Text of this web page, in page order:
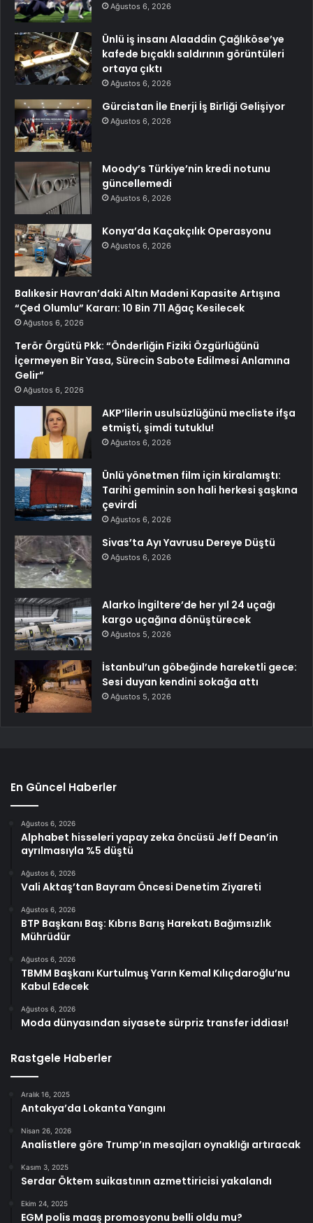
Ağustos 6, 2026
Ünlü iş insanı Alaaddin Çağlıköse’ye
kafede bıçaklı saldırının görüntüleri
ortaya çıktı
Ağustos 6, 2026
Gürcistan İle Enerji İş Birliği Gelişiyor
Ağustos 6, 2026
Moody’s Türkiye’nin kredi notunu
güncellemedi
Ağustos 6, 2026
Konya’da Kaçakçılık Operasyonu
Ağustos 6, 2026
Balıkesir Havran’daki Altın Madeni Kapasite Artışına
“Çed Olumlu” Kararı: 10 Bin 711 Ağaç Kesilecek
Ağustos 6, 2026
Terör Örgütü Pkk: “Önderliğin Fiziki Özgürlüğünü
İçermeyen Bir Yasa, Sürecin Sabote Edilmesi Anlamına
Gelir”
Ağustos 6, 2026
AKP’lilerin usulsüzlüğünü mecliste ifşa
etmişti, şimdi tutuklu!
Ağustos 6, 2026
Ünlü yönetmen film için kiralamıştı:
Tarihi geminin son hali herkesi şaşkına
çevirdi
Ağustos 6, 2026
Sivas’ta Ayı Yavrusu Dereye Düştü
Ağustos 6, 2026
Alarko İngiltere’de her yıl 24 uçağı
kargo uçağına dönüştürecek
Ağustos 5, 2026
İstanbul’un göbeğinde hareketli gece:
Sesi duyan kendini sokağa attı
Ağustos 5, 2026
En Güncel Haberler
Ağustos 6, 2026
Alphabet hisseleri yapay zeka öncüsü Jeff Dean’in
ayrılmasıyla %5 düştü
Ağustos 6, 2026
Vali Aktaş’tan Bayram Öncesi Denetim Ziyareti
Ağustos 6, 2026
BTP Başkanı Baş: Kıbrıs Barış Harekatı Bağımsızlık
Mührüdür
Ağustos 6, 2026
TBMM Başkanı Kurtulmuş Yarın Kemal Kılıçdaroğlu’nu
Kabul Edecek
Ağustos 6, 2026
Moda dünyasından siyasete sürpriz transfer iddiası!
Rastgele Haberler
Aralık 16, 2025
Antakya’da Lokanta Yangını
Nisan 26, 2026
Analistlere göre Trump’ın mesajları oynaklığı artıracak
Kasım 3, 2025
Serdar Öktem suikastının azmettiricisi yakalandı
Ekim 24, 2025
EGM polis maaş promosyonu belli oldu mu?